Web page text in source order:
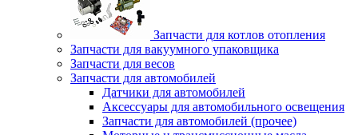
Запчасти для котлов отопления
Запчасти для вакуумного упаковщика
Запчасти для весов
Запчасти для автомобилей
Датчики для автомобилей
Аксессуары для автомобильного освещения
Запчасти для автомобилей (прочее)